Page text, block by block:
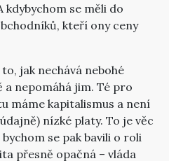
kdybychom se měli do
kteří ony ceny
jak nechává nebohé
a nepomáhá jim. Té pro
máme kapitalismus a není
nízké platy. To je věc
se pak bavili o roli
přesně opačná – vláda